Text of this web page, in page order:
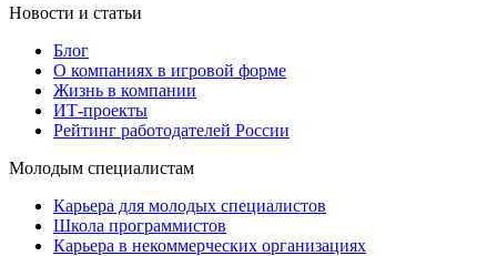
Новости и статьи
Блог
О компаниях в игровой форме
Жизнь в компании
ИТ-проекты
Рейтинг работодателей России
Молодым специалистам
Карьера для молодых специалистов
Школа программистов
Карьера в некоммерческих организациях